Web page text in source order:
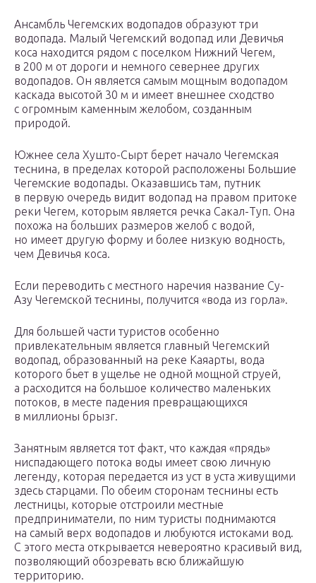
Ансамбль Чегемских водопадов образуют три
водопада. Малый Чегемский водопад или Девичья
коса находится рядом с поселком Нижний Чегем,
в 200 м от дороги и немного севернее других
водопадов. Он является самым мощным водопадом
каскада высотой 30 м и имеет внешнее сходство
с огромным каменным желобом, созданным
природой.
Южнее села Хушто-Сырт берет начало Чегемская
теснина, в пределах которой расположены Большие
Чегемские водопады. Оказавшись там, путник
в первую очередь видит водопад на правом притоке
реки Чегем, которым является речка Сакал-Туп. Она
похожа на больших размеров желоб с водой,
но имеет другую форму и более низкую водность,
чем Девичья коса.
Если переводить с местного наречия название Су-
Азу Чегемской теснины, получится «вода из горла».
Для большей части туристов особенно
привлекательным является главный Чегемский
водопад, образованный на реке Каяарты, вода
которого бьет в ущелье не одной мощной струей,
а расходится на большое количество маленьких
потоков, в месте падения превращающихся
в миллионы брызг.
Занятным является тот факт, что каждая «прядь»
ниспадающего потока воды имеет свою личную
легенду, которая передается из уст в уста живущими
здесь старцами. По обеим сторонам теснины есть
лестницы, которые отстроили местные
предприниматели, по ним туристы поднимаются
на самый верх водопадов и любуются истоками вод.
С этого места открывается невероятно красивый вид,
позволяющий обозревать всю ближайшую
территорию.